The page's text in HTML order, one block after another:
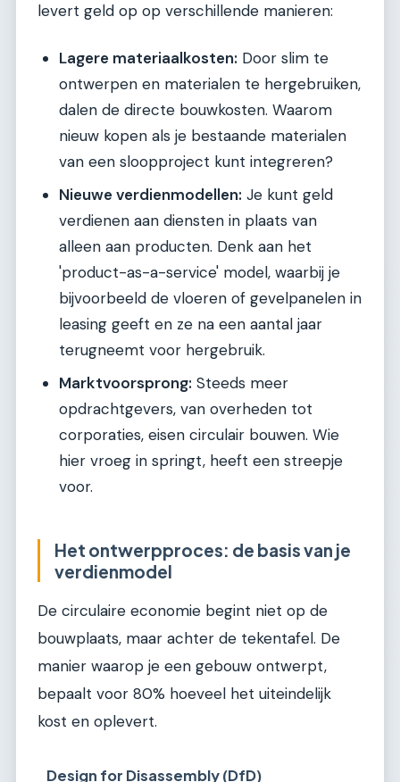
levert geld op op verschillende manieren:
Lagere materiaalkosten: Door slim te
ontwerpen en materialen te hergebruiken,
dalen de directe bouwkosten. Waarom
nieuw kopen als je bestaande materialen
van een sloopproject kunt integreren?
Nieuwe verdienmodellen: Je kunt geld
verdienen aan diensten in plaats van
alleen aan producten. Denk aan het
'product-as-a-service' model, waarbij je
bijvoorbeeld de vloeren of gevelpanelen in
leasing geeft en ze na een aantal jaar
terugneemt voor hergebruik.
Marktvoorsprong: Steeds meer
opdrachtgevers, van overheden tot
corporaties, eisen circulair bouwen. Wie
hier vroeg in springt, heeft een streepje
voor.
Het ontwerpproces: de basis van je
verdienmodel
De circulaire economie begint niet op de
bouwplaats, maar achter de tekentafel. De
manier waarop je een gebouw ontwerpt,
bepaalt voor 80% hoeveel het uiteindelijk
kost en oplevert.
Design for Disassembly (DfD)